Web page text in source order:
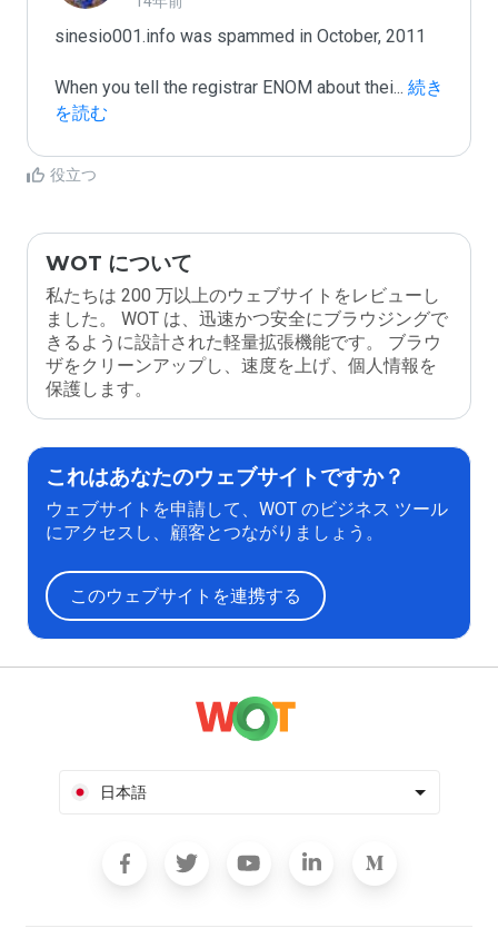
sinesio001.info was spammed in October, 2011
When you tell the registrar ENOM about thei... 続き
を読む
役立つ
WOT について
私たちは 200 万以上のウェブサイトをレビューし
ました。 WOT は、迅速かつ安全にブラウジングで
きるように設計された軽量拡張機能です。 ブラウ
ザをクリーンアップし、速度を上げ、個人情報を
保護します。
これはあなたのウェブサイトですか？
ウェブサイトを申請して、WOT のビジネス ツール
にアクセスし、顧客とつながりましょう。
このウェブサイトを連携する
日本語